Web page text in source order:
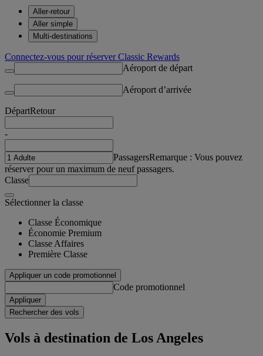
Aller-retour
Aller simple
Multi-destinations
Connectez-vous pour réserver Classic Rewards
Aéroport de départ
Aéroport d’arrivée
DépartRetour
-
PassagersRemarque : Vous pouvez
réserver pour un maximum de neuf passagers.
Classe
Sélectionner la classe
Classe Économique
Économie Premium
Classe Affaires
Première Classe
Appliquer un code promotionnel
Code promotionnel
Appliquer
Rechercher des vols
Vols à destination de Los Angeles